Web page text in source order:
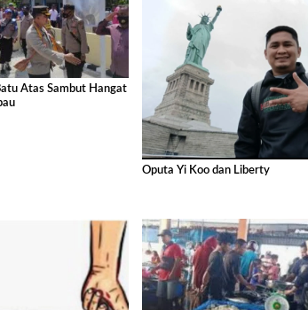
Atas Sambut Hangat
Oputa Yi Koo dan Liberty